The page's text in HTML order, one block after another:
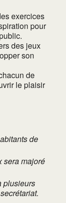
exercices
pour
des jeux
son
de
le plaisir
de
sera majoré
plusieurs